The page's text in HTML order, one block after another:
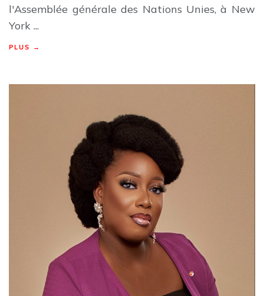
l'Assemblée générale des Nations Unies, à New
York ...
PLUS →